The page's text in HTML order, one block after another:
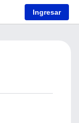
Ingresar